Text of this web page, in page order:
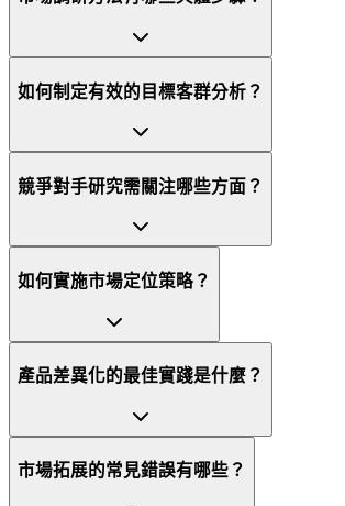
如何制定有效的目標客群分析？
競爭對手研究需關注哪些方面？
如何實施市場定位策略？
產品差異化的最佳實踐是什麼？
市場拓展的常見錯誤有哪些？